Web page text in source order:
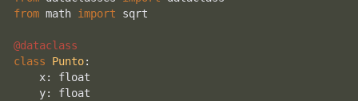
from math import sqrt
@dataclass
class
Punto:
    x:
float
    y:
float